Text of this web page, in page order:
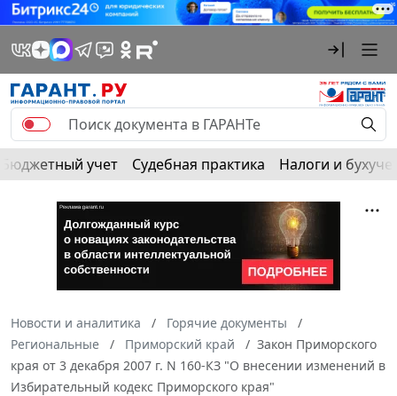
Бюджетный учет Судебная практика Налоги и
Новости и аналитика
Горячие документы
Региональные
Приморский край
Закон Приморского
края от 3 декабря 2007 г. N 160-КЗ "О внесении изменений в
Избирательный кодекс Приморского края"